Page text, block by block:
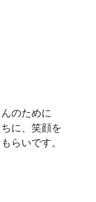
のために
に、笑顔を
らいです。